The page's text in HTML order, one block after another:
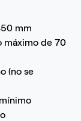
mm
máximo de 70
(no se